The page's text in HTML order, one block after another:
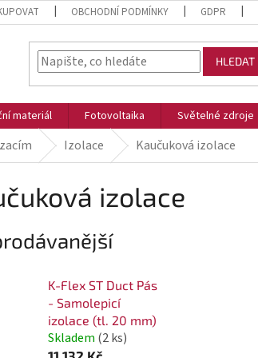
OBCHODNÍ PODMÍNKY GDPR
HLEDAT
materiál Fotovoltaika Světelné zdroje
Izolace Kaučuková izolace
izolace
K-Flex ST Duct Pás
- Samolepicí
izolace (tl. 20 mm)
Skladem (2 ks)